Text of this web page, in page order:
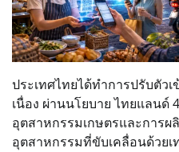
ประเทศไทยได้ทำการปรับตัว
เนื่อง ผ่านนโยบาย ไทยแลนด์
อุตสาหกรรมเกษตรและการผ
อุตสาหกรรมที่ขับเคลื่อนด้วย